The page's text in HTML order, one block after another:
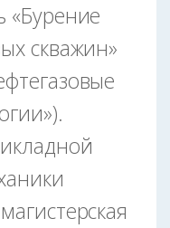
«Бурение
скважин»